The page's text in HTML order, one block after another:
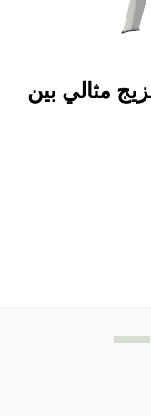
مثالي بين